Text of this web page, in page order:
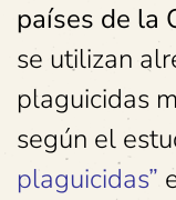
países de la
se utilizan
plaguicidas
según el
plaguicidas”